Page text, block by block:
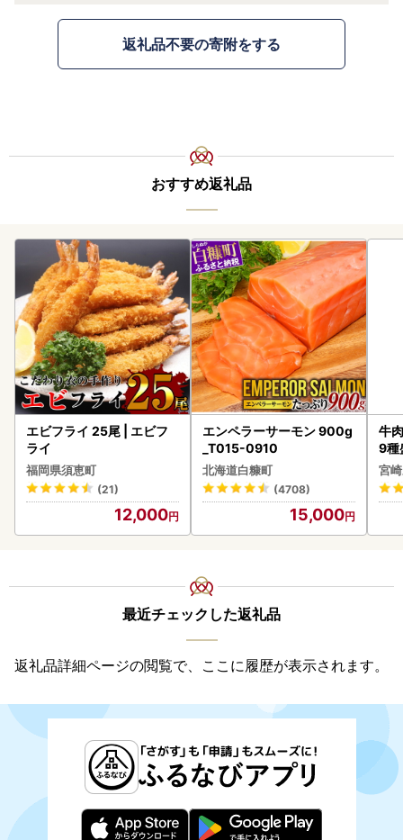
返礼品不要の寄附をする
おすすめ返礼品
エビフライ 25尾 | エビフ
ライ
福岡県須恵町
(21)
12,000
エンペラーサーモン 900g
_T015-0910
北海道白糠町
(4708)
15,000
牛
9種
-
シ!!
宮
最近チェックした返礼品
返礼品詳細ページの閲覧で、ここに履歴が表示されます。